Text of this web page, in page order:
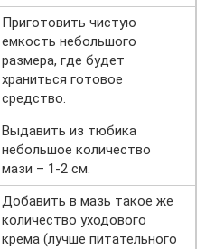
Приготовить чистую
емкость небольшого
размера, где будет
храниться готовое
средство.
Выдавить из тюбика
небольшое количество
мази – 1-2 см.
Добавить в мазь такое же
количество уходового
крема (лучше питательного